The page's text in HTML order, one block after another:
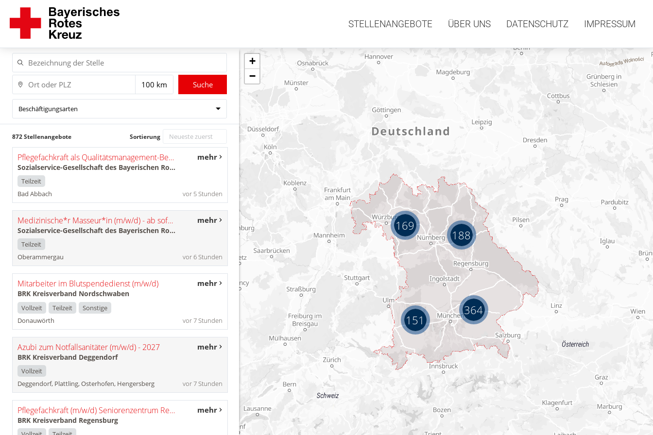
STELLENANGEBOTE ÜBER UNS DATENSCHUTZ IMPRESSUM
Suche
Beschäftigungsarten
872 Stellenangebote Sortierung
Pflegefachkraft als Qualitätsmanagement-Beauftragte*r (m/w/d)
Sozialservice-Gesellschaft des Bayerischen Roten Kreuzes GmbH
Teilzeit
Bad Abbach
mehr
vor 5 Stunden
Medizinische*r Masseur*in (m/w/d) - ab sofort -
Sozialservice-Gesellschaft des Bayerischen Roten Kreuzes GmbH
Teilzeit
Oberammergau
mehr
vor 6 Stunden
Mitarbeiter im Blutspendedienst (m/w/d)
BRK Kreisverband Nordschwaben
Vollzeit Teilzeit
Sonstige
Donauwörth
mehr
vor 7 Stunden
Azubi zum Notfallsanitäter (m/w/d) - 2027
BRK Kreisverband Deggendorf
Vollzeit
Deggendorf, Plattling, Osterhofen, Hengersberg
mehr
vor 7 Stunden
Pflegefachkraft (m/w/d) Seniorenzentrum Regenstauf
BRK Kreisverband Regensburg
mehr
364
188
169
151
+
−